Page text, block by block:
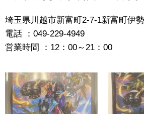
埼玉県川越市新富町2-7-1新富町伊
電話 ：049-229-4949
営業時間 ：12：00～21：00